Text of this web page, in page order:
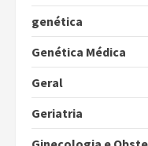
genética
Genética Médica
Geral
Geriatria